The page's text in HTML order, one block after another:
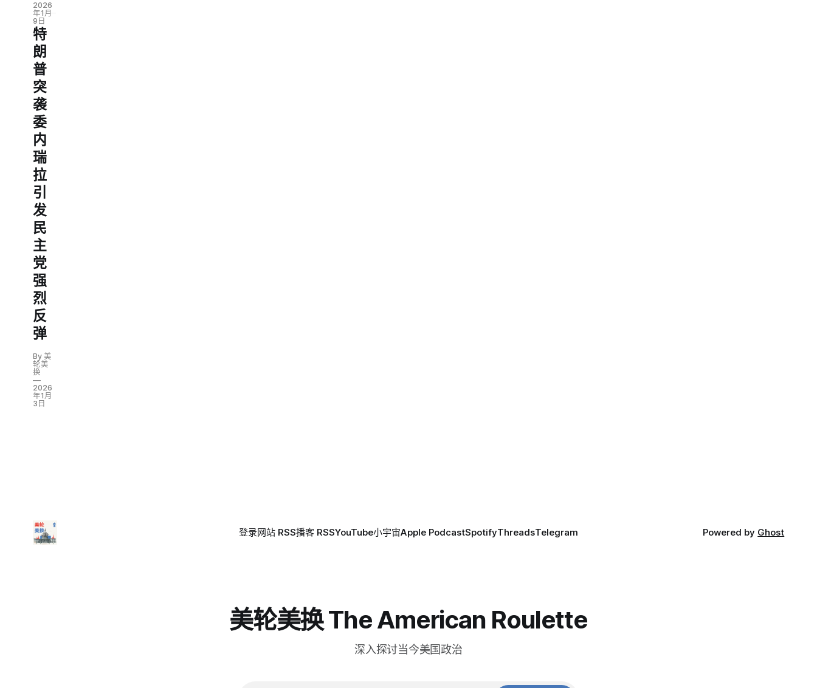
2026
年1月
9日
特
朗
普
突
袭
委
内
瑞
拉
引
发
民
主
党
强
烈
反
弹
By 美
轮美
换
2026
年1月
3日
登录网站 RSS播客 RSSYouTube小宇宙Apple PodcastSpotifyThreadsTelegram Powered by Ghost
美轮美换 The American Roulette
深入探讨当今美国政治